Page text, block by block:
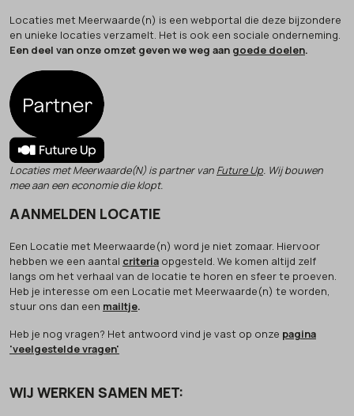
Locaties met Meerwaarde(n) is een webportal die deze bijzondere
en unieke locaties verzamelt. Het is ook een sociale onderneming.
Een deel van onze omzet geven we weg aan goede doelen.
Locaties met Meerwaarde(N) is partner van Future Up. Wij bouwen
mee aan een economie die klopt.
AANMELDEN LOCATIE
Een Locatie met Meerwaarde(n) word je niet zomaar. Hiervoor
hebben we een aantal criteria opgesteld. We komen altijd zelf
langs om het verhaal van de locatie te horen en sfeer te proeven.
Heb je interesse om een Locatie met Meerwaarde(n) te worden,
stuur ons dan een mailtje.
Heb je nog vragen? Het antwoord vind je vast op onze pagina
'veelgestelde vragen'
WIJ WERKEN SAMEN MET: